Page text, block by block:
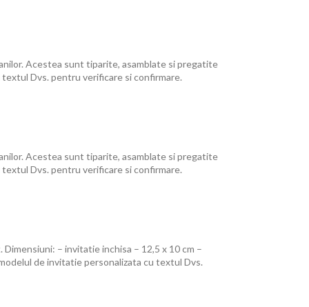
Acestea sunt tiparite, asamblate si pregatite
textul Dvs. pentru verificare si confirmare.
Acestea sunt tiparite, asamblate si pregatite
textul Dvs. pentru verificare si confirmare.
– invitatie inchisa – 12,5 x 10 cm –
de invitatie personalizata cu textul Dvs.